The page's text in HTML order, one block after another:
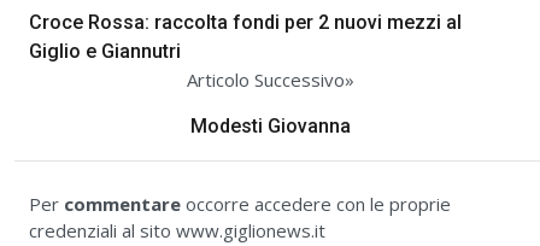
Croce Rossa: raccolta fondi per 2 nuovi mezzi al
Giglio e Giannutri
Articolo Successivo»
Modesti Giovanna
Per commentare occorre accedere con le proprie
credenziali al sito www.giglionews.it